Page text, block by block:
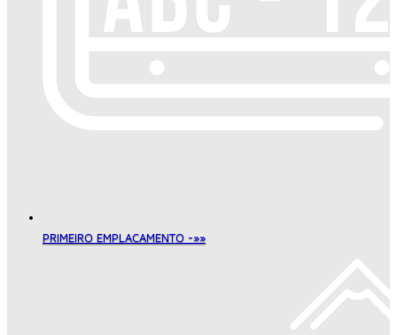
PRIMEIRO EMPLACAMENTO -»»